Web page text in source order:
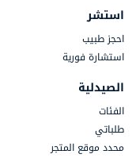
استشر
احجز طبيب
استشارة فورية
الصيدلية
الفئات
طلباتي
محدد موقع المتجر